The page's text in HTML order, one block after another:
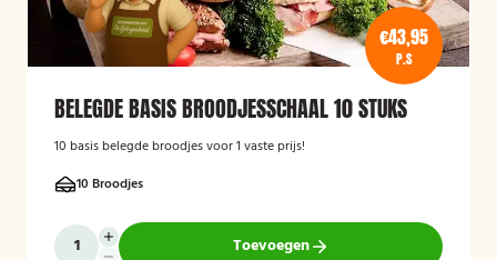
€43,95
P.S
BELEGDE BASIS BROODJESSCHAAL 10 STUKS
10 basis belegde broodjes voor 1 vaste prijs!
10 Broodjes
Toevoegen